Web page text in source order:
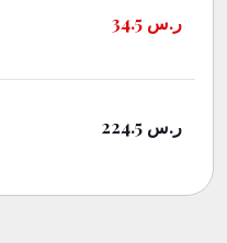
34.5 ر.س
224.5 ر.س